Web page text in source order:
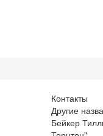
Контакты
Другие
Бейкер